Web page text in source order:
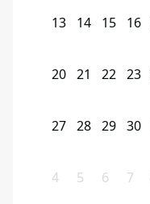
13 14 15 16
20 21 22 23
27 28 29 30
4 5 6 7